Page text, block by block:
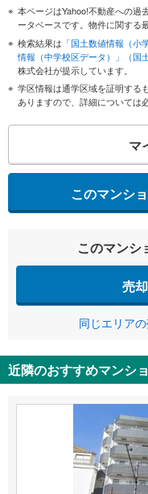
本ページはYahoo!不動産への過
ータベースです。物件に関する
検索結果は 「国土数値情報（小
情報（中学校区データ）」（国
株式会社が提示しています。
学区情報は通学区域を証明する
ありますので、詳細については
マ
このマンシ
このマンシ
売
同じエリア
近隣のおすすめマンシ